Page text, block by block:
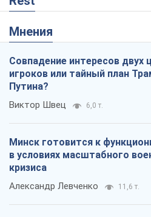
Мнения
Совпадение интересов двух
игроков или тайный план
Путина?
Виктор Швец 6,0 т.
Минск готовится к
в условиях масштабного
кризиса
Александр Левченко 11,6 т.